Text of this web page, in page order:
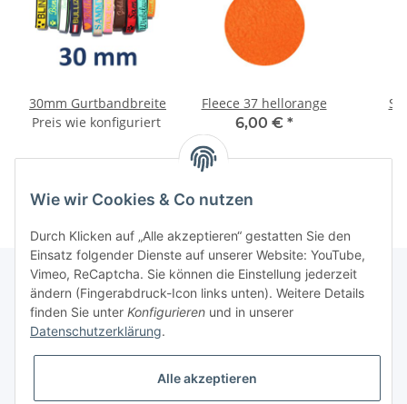
30mm Gurtbandbreite
Preis wie konfiguriert
Fleece 37 hellorange
6,00 € *
Informationen
Wie wir Cookies & Co nutzen
Durch Klicken auf „Alle akzeptieren“ gestatten Sie den
Einsatz folgender Dienste auf unserer Website: YouTube,
Vimeo, ReCaptcha. Sie können die Einstellung jederzeit
ändern (Fingerabdruck-Icon links unten). Weitere Details
finden Sie unter Konfigurieren und in unserer
Datenschutzerklärung.
Alle akzeptieren